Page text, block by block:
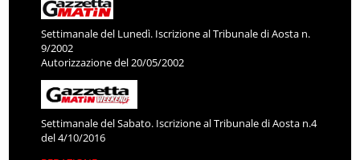
Settimanale del Lunedì. Iscrizione al Tribunale di Aosta n.
9/2002
Autorizzazione del 20/05/2002
Settimanale del Sabato. Iscrizione al Tribunale di Aosta n.4
del 4/10/2016